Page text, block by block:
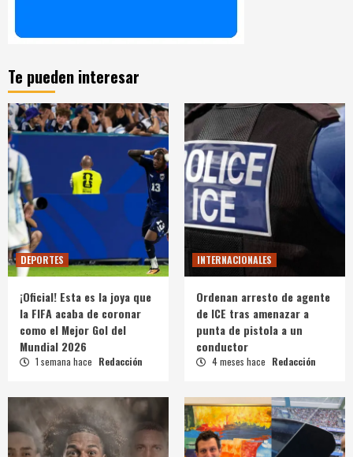
Te pueden interesar
DEPORTES
¡Oficial! Esta es la joya que
la FIFA acaba de coronar
como el Mejor Gol del
Mundial 2026
1 semana hace Redacción
INTERNACIONALES
Ordenan arresto de agente
de ICE tras amenazar a
punta de pistola a un
conductor
4 meses hace Redacción